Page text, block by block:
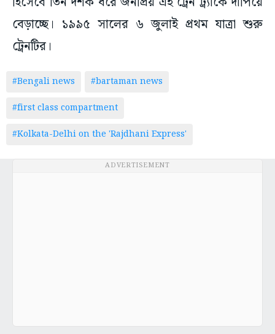
বেড়াচ্ছে। ১৯৯৫ সালের ৬ জুলাই প্রথম যাত্রা শুরু
ট্রেনটির।
#Bengali news
#bartaman news
#first class compartment
#Kolkata-Delhi on the 'Rajdhani Express'
ADVERTISEMENT